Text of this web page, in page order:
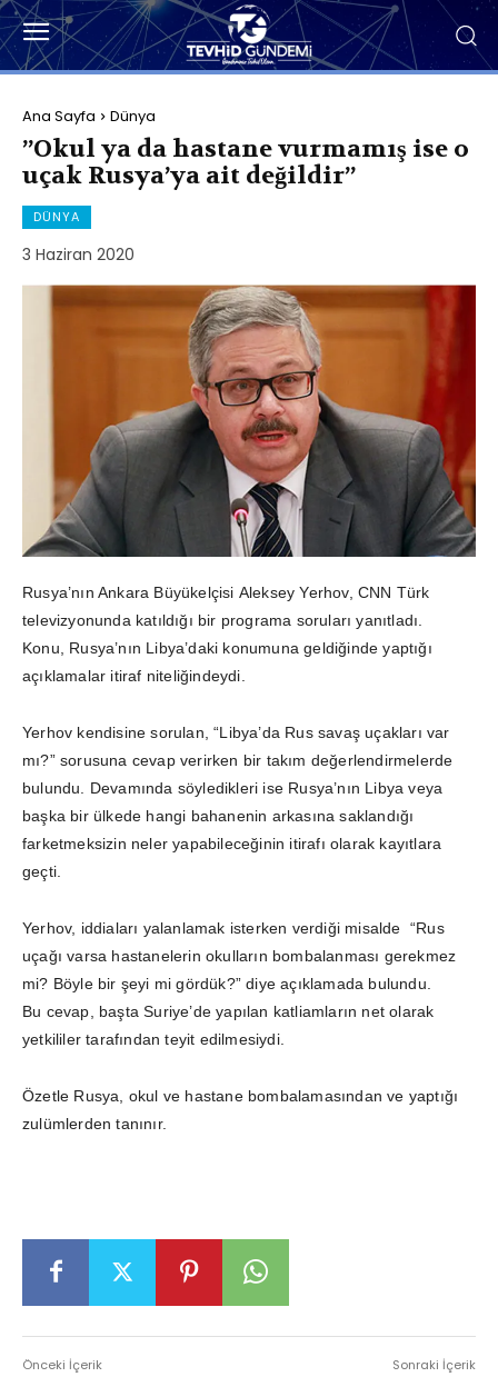
Ana Sayfa Dünya
”Okul ya da hastane vurmamış ise o
uçak Rusya’ya ait değildir”
DÜNYA
3 Haziran 2020
Rusya’nın Ankara Büyükelçisi Aleksey Yerhov, CNN Türk
televizyonunda katıldığı bir programa soruları yanıtladı.
Konu, Rusya’nın Libya’daki konumuna geldiğinde yaptığı
açıklamalar itiraf niteliğindeydi.
Yerhov kendisine sorulan, “Libya’da Rus savaş uçakları var
mı?” sorusuna cevap verirken bir takım değerlendirmelerde
bulundu. Devamında söyledikleri ise Rusya’nın Libya veya
başka bir ülkede hangi bahanenin arkasına saklandığı
farketmeksizin neler yapabileceğinin itirafı olarak kayıtlara
geçti.
Yerhov, iddiaları yalanlamak isterken verdiği misalde “Rus
uçağı varsa hastanelerin okulların bombalanması gerekmez
mi? Böyle bir şeyi mi gördük?” diye açıklamada bulundu.
Bu cevap, başta Suriye’de yapılan katliamların net olarak
yetkililer tarafından teyit edilmesiydi.
Özetle Rusya, okul ve hastane bombalamasından ve yaptığı
zulümlerden tanınır.
Önceki İçerik Sonraki İçerik